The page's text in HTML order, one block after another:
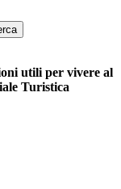
utili per vivere al
Turistica